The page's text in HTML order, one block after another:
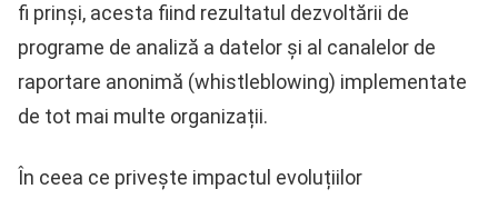
fi prinși, acesta fiind rezultatul dezvoltării de
programe de analiză a datelor și al canalelor de
raportare anonimă (whistleblowing) implementate
de tot mai multe organizații.
În ceea ce privește impactul evoluțiilor